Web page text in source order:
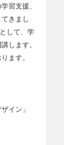
習支援、
きまし
して、学
します。
ます。
イン」